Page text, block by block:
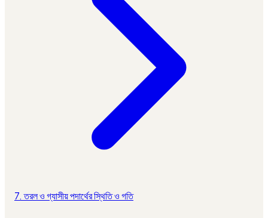
7. তরল ও গ্যাসীয় পদার্থের স্থিতি ও গতি